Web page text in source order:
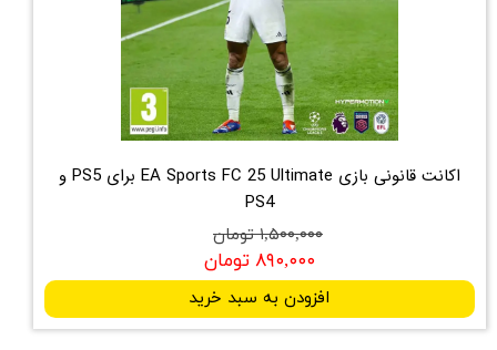
اکانت قانونی بازی EA Sports FC 25 Ultimate برای PS5 و
PS4
۱,۵۰۰,۰۰۰ تومان
۸۹۰,۰۰۰ تومان
افزودن به سبد خرید